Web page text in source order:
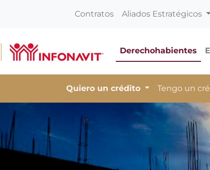
Contratos Aliados Estratégicos
Derechohabientes
Quiero un crédito Tengo un